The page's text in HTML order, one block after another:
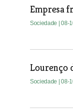
Empresa
Sociedade | 08-
Lourenço
Sociedade | 08-